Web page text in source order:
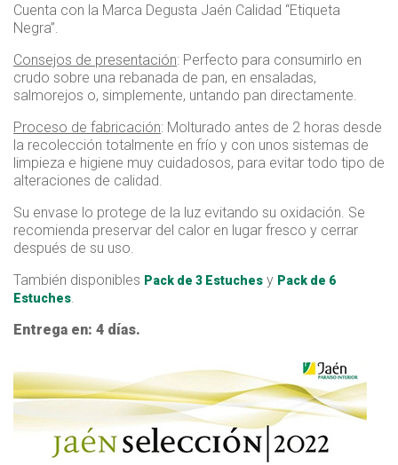
Cuenta con la Marca Degusta Jaén Calidad “Etiqueta
Negra”.
Consejos de presentación: Perfecto para consumirlo en
crudo sobre una rebanada de pan, en ensaladas,
salmorejos o, simplemente, untando pan directamente.
Proceso de fabricación: Molturado antes de 2 horas desde
la recolección totalmente en frío y con unos sistemas de
limpieza e higiene muy cuidadosos, para evitar todo tipo de
alteraciones de calidad.
Su envase lo protege de la luz evitando su oxidación. Se
recomienda preservar del calor en lugar fresco y cerrar
después de su uso.
También disponibles Pack de 3 Estuches y Pack de 6
Estuches
Entrega en: 4 días.